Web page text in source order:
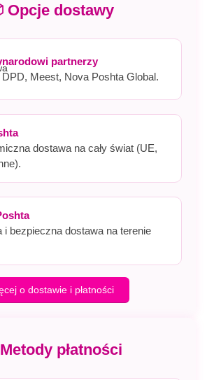
Opcje dostawy
partnerzy
DPD, Meest, Nova Poshta Global.
dostawa na cały świat (UE,
i bezpieczna dostawa na terenie
o dostawie i płatności
płatności